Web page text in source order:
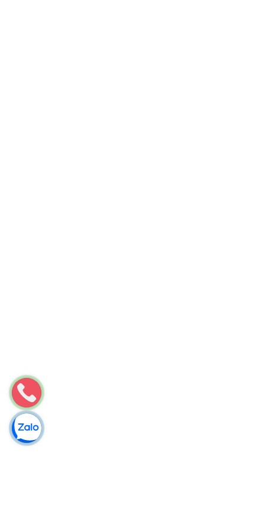
Môi Trường Minh Tâm
Thông bồn cầu nghẹt tại Quan Sơn [Thanh Hóa] – Hotline
0784513333